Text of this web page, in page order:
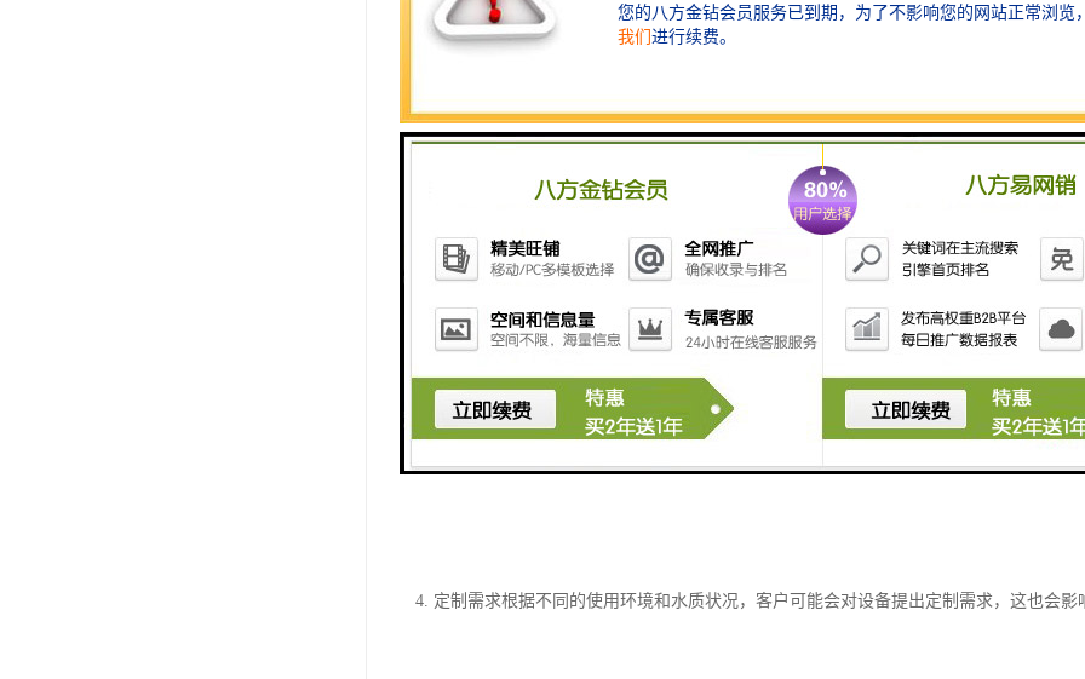
5. 污泥脱水处理后产生的污泥需要进一步处理，污泥脱水设备能够将其浓缩，减少处理和
三、影响污水处理设备价格的因素
济宁地区的污水处理设备价格受多种因素影响，主要包括：
1. 设备类型不同类型的污水处理设备价格差异较大，例如一体化污水处理设备通常比传
2. 处理能力设备的处理能力直接影响其价格，处理能力越大，设备的制作成本和材料成本
4. 定制需求根据不同的使用环境和水质状况，客户可能会对设备提出定制需求，这也会影